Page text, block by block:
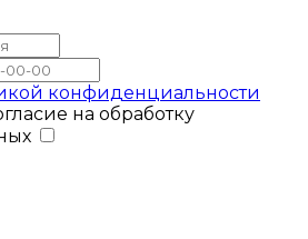
конфиденциальности
на обработку